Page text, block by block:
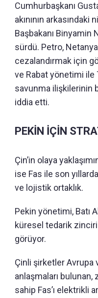
Cumhurbaşkanı
akınının
Başbakanı Binyamin
sürdü. Petro,
cezalandırmak için
ve Rabat yönetimi ile
savunma ilişkilerinin
iddia etti.
PEKİN İÇİN
Çin’in olaya
ise Fas ile son
ve lojistik ortaklık.
Pekin yönetimi, Batı
küresel tedarik
görüyor.
Çinli şirketler Avrupa
anlaşmaları
sahip Fas’ı elektrikli